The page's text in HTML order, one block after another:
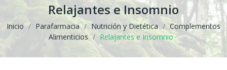
Relajantes e Insomnio
Inicio Parafarmacia Nutrición y Dietética
Complementos
Alimenticios
Relajantes e Insomnio